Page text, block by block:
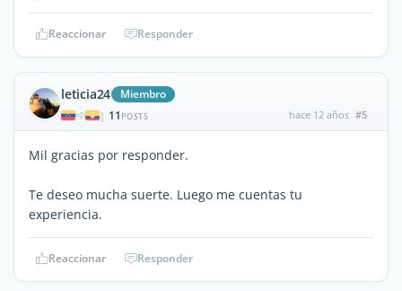
Reaccionar Responder
leticia24 Miembro
| 11 POSTS hace 12 años #5
Mil gracias por responder.
Te deseo mucha suerte. Luego me cuentas tu
experiencia.
Reaccionar Responder